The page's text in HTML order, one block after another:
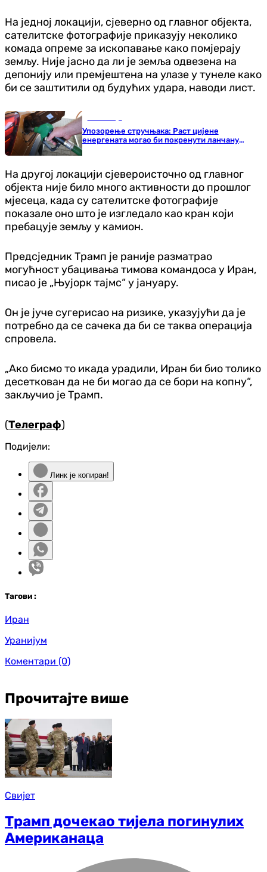
На једној локацији, сјеверно од главног објекта,
сателитске фотографије приказују неколико
комада опреме за ископавање како помјерају
земљу. Није јасно да ли је земља одвезена на
депонију или премјештена на улазе у тунеле како
би се заштитили од будућих удара, наводи лист.
Упозорење стручњака: Раст цијене
енергената могао би покренути ланчану
реакцију
На другој локацији сјевероисточно од главног
објекта није било много активности до прошлог
мјесеца, када су сателитске фотографије
показале оно што је изгледало као кран који
пребацује земљу у камион.
Предсједник Трамп је раније разматрао
могућност убацивања тимова командоса у Иран,
писао је „Њујорк тајмс“ у јануару.
Он је јуче сугерисао на ризике, указујући да је
потребно да се сачека да би се таква операција
спровела.
„Ако бисмо то икада урадили, Иран би био толико
десеткован да не би могао да се бори на копну“,
закључио је Трамп.
(Телеграф)
Подијели:
Линк је копиран!
Тагови :
Иран
Уранијум
Коментари (0)
Прочитајте више
Свијет
Трамп дочекао тијела погинулих
Американаца